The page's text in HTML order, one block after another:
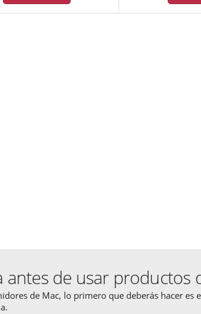
de usar productos
de Mac, lo primero que deberás hacer